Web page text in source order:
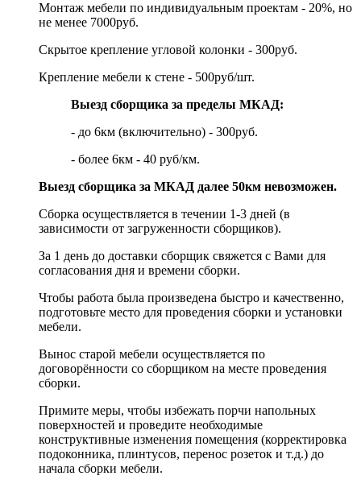
Монтаж мебели по индивидуальным проектам - 20%, но
не менее 7000руб.
Скрытое крепление угловой колонки - 300руб.
Крепление мебели к стене - 500руб/шт.
Выезд сборщика за пределы МКАД:
- до 6км (включительно) - 300руб.
- более 6км - 40 руб/км.
Выезд сборщика за МКАД далее 50км невозможен.
Сборка осуществляется в течении 1-3 дней (в
зависимости от загруженности сборщиков).
За 1 день до доставки сборщик свяжется с Вами для
согласования дня и времени сборки.
Чтобы работа была произведена быстро и качественно,
подготовьте место для проведения сборки и установки
мебели.
Вынос старой мебели осуществляется по
договорённости со сборщиком на месте проведения
сборки.
Примите меры, чтобы избежать порчи напольных
поверхностей и проведите необходимые
конструктивные изменения помещения (корректировка
подоконника, плинтусов, перенос розеток и т.д.) до
начала сборки мебели.